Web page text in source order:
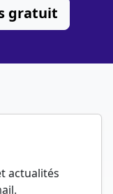
gratuit
actualités